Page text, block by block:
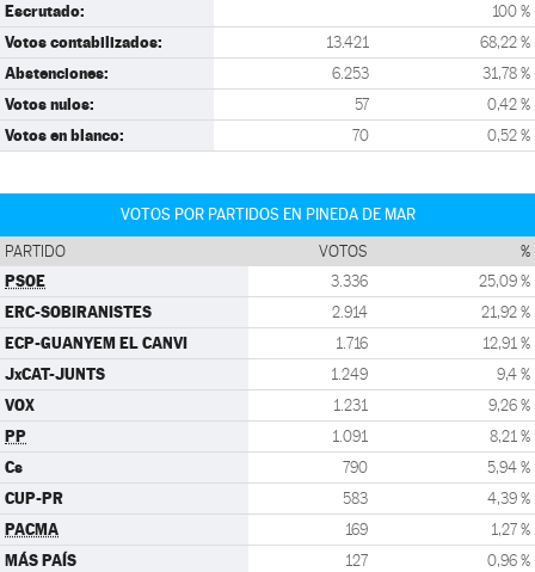
Escrutado: 100 %
Votos contabilizados: 13.421 68,22 %
Abstenciones: 6.253 31,78 %
Votos nulos: 57 0,42 %
Votos en blanco: 70 0,52 %
VOTOS POR PARTIDOS EN PINEDA DE MAR
PARTIDO VOTOS %
PSOE 3.336 25,09 %
ERC-SOBIRANISTES 2.914 21,92 %
ECP-GUANYEM EL CANVI 1.716 12,91 %
JxCAT-JUNTS 1.249 9,4 %
VOX 1.231 9,26 %
PP 1.091 8,21 %
Cs 790 5,94 %
CUP-PR 583 4,39 %
PACMA 169 1,27 %
MÁS PAÍS 127 0,96 %